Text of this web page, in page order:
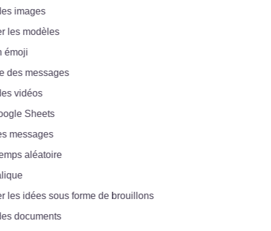
images
modèles
messages
vidéos
Sheets
aléatoire
idées sous forme de brouillons
documents